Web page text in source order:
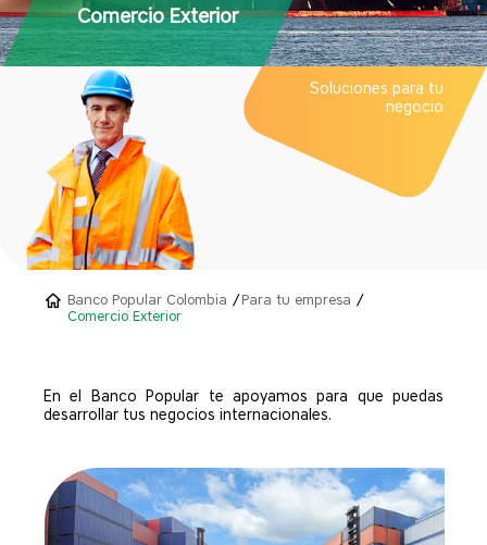
Comercio Exterior
Banco Popular Colombia
Para tu empresa
Comercio Exterior
En el Banco Popular te apoyamos para que puedas
desarrollar tus negocios internacionales.
Soluciones para tu
negocio